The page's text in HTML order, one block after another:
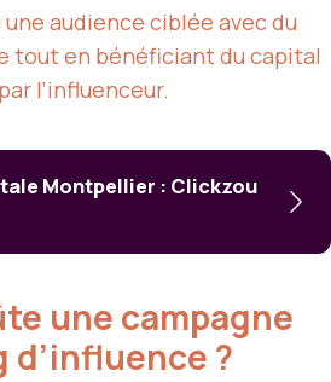
audience ciblée avec du
tout en bénéficiant du capital
l’influenceur.
Montpellier : Clickzou
une campagne
d’influence ?